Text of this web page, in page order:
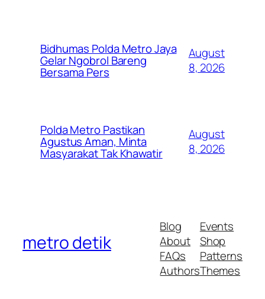
Bidhumas Polda Metro Jaya
Gelar Ngobrol Bareng
Bersama Pers
August
8, 2026
Polda Metro Pastikan
Agustus Aman, Minta
Masyarakat Tak Khawatir
August
8, 2026
metro detik
Blog
About
FAQs
Authors
Events
Shop
Patterns
Themes